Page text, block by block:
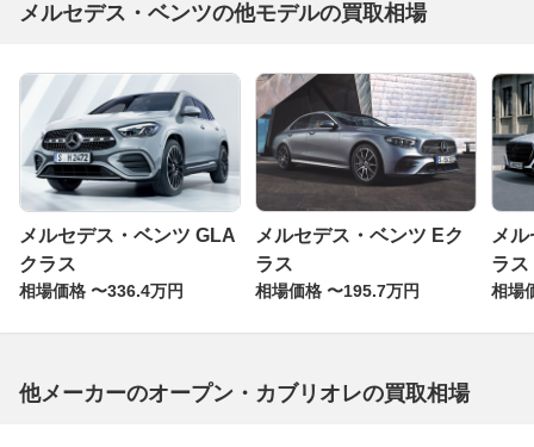
メルセデス・ベンツの他モデルの買取相場
メルセデス・ベンツ GLA
クラス
相場価格 〜336.4万円
メルセデス・ベンツ Eク
ラス
相場価格 〜195.7万円
メ
ラス
相場
他メーカーのオープン・カブリオレの買取相場